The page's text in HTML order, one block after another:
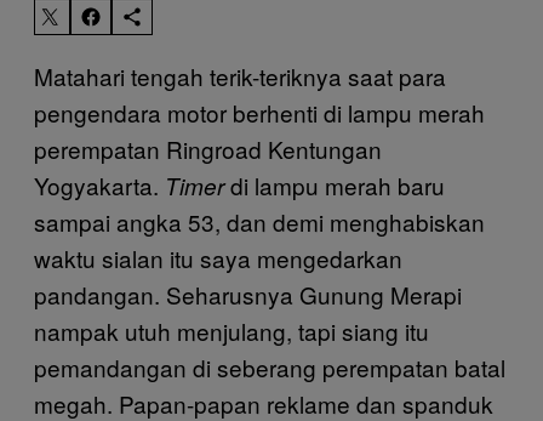
Matahari tengah terik-teriknya saat para
pengendara motor berhenti di lampu merah
perempatan Ringroad Kentungan
Yogyakarta. Timerdi lampu merah baru
sampai angka 53, dan demi menghabiskan
waktu sialan itu saya mengedarkan
pandangan. Seharusnya Gunung Merapi
nampak utuh menjulang, tapi siang itu
pemandangan di seberang perempatan batal
megah. Papan-papan reklame dan spanduk